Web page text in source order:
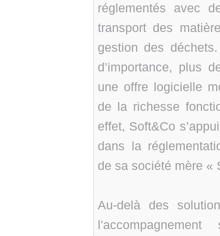
réglementés avec
transport des
gestion des
d’importance, plus
une offre logicielle
de la richesse
effet, Soft&Co
dans la
de sa société mère «
Au-delà des